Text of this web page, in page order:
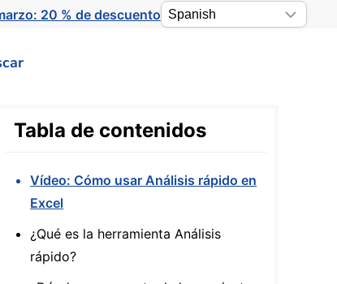
20 % de descuento
Tabla de contenidos
Vídeo: Cómo usar Análisis rápido en
Excel
¿Qué es la herramienta Análisis
rápido?